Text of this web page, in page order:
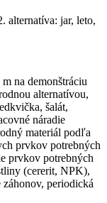
alternatíva: jar, leto,
na demonštráciu
alternatívou,
šalát,
náradie
materiál podľa
prvkov potrebných
prvkov potrebných
(cererit, NPK),
periodická